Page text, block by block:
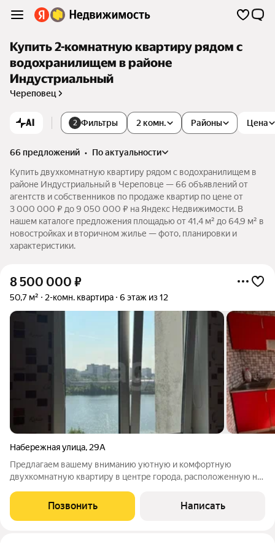
Купить 2-комнатную квартиру рядом с
водохранилищем в районе
Индустриальный
Череповец
AI 2 Фильтры 2 комн. Цена
Районы
66 предложений •
по актуальности
Купить двухкомнатную квартиру рядом с водохранилищем в
районе Индустриальный в Череповце — 66 объявлений от
агентств и собственников по продаже квартир по цене от
3 000 000 ₽ до 9 050 000 ₽ на Яндекс Недвижимости. В
нашем каталоге предложения площадью от 41,4 м² до 64,9 м² в
новостройках и вторичном жилье — фото, планировки и
характеристики.
8 500 000 ₽
50,7 м² 2-комн. квартира 6 этаж из 12
Набережная улица, 29А
Предлагаем вашему вниманию уютную и комфортную
двухкомнатную квартиру в центре города, расположенную на
подойдет тем, кто ценит спокойствие, чистоту и безопасность,
предпочитая одновременно жить
Позвонить Написать